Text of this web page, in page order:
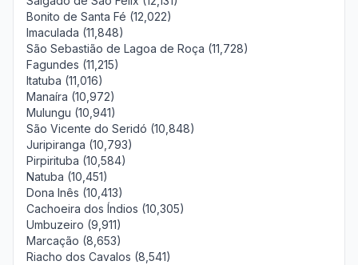
Bonito de Santa Fé (12,022)
Imaculada (11,848)
São Sebastião de Lagoa de Roça (11,728)
Fagundes (11,215)
Itatuba (11,016)
Manaíra (10,972)
Mulungu (10,941)
São Vicente do Seridó (10,848)
Juripiranga (10,793)
Pirpirituba (10,584)
Natuba (10,451)
Dona Inês (10,413)
Cachoeira dos Índios (10,305)
Umbuzeiro (9,911)
Marcação (8,653)
Riacho dos Cavalos (8,541)